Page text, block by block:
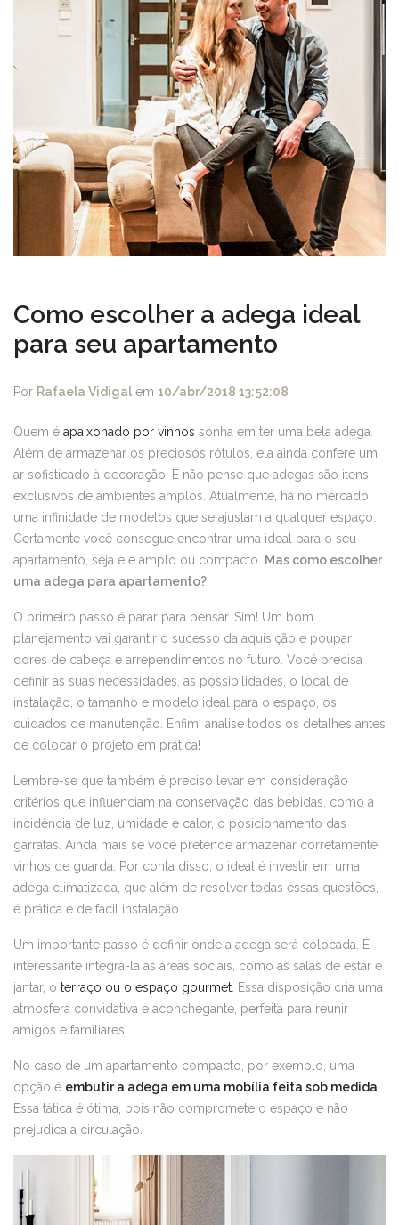
Como escolher a adega ideal
para seu apartamento
Por Rafaela Vidigal em 10/abr/2018 13:52:08
Quem é apaixonado por vinhos sonha em ter uma bela adega.
Além de armazenar os preciosos rótulos, ela ainda confere um
ar sofisticado à decoração. E não pense que adegas são itens
exclusivos de ambientes amplos. Atualmente, há no mercado
uma infinidade de modelos que se ajustam a qualquer espaço.
Certamente você consegue encontrar uma ideal para o seu
apartamento, seja ele amplo ou compacto.
Mas como escolher
uma adega para apartamento?
O primeiro passo é parar para pensar. Sim! Um bom
planejamento vai garantir o sucesso da aquisição e poupar
dores de cabeça e arrependimentos no futuro. Você precisa
definir as suas necessidades, as possibilidades, o local de
instalação, o tamanho e modelo ideal para o espaço, os
cuidados de manutenção. Enfim, analise todos os detalhes antes
de colocar o projeto em prática!
Lembre-se que também é preciso levar em consideração
critérios que influenciam na conservação das bebidas, como a
incidência de luz, umidade e calor, o posicionamento das
garrafas. Ainda mais se você pretende armazenar corretamente
vinhos de guarda. Por conta disso, o ideal é investir em uma
adega climatizada, que além de resolver todas essas questões,
é prática e de fácil instalação.
Um importante passo é definir onde a adega será colocada. É
interessante integrá-la às áreas sociais, como as salas de estar e
jantar, o terraço ou o espaço gourmet . Essa disposição cria uma
atmosfera convidativa e aconchegante, perfeita para reunir
amigos e familiares.
No caso de um apartamento compacto, por exemplo, uma
opção é embutir a adega em uma mobília feita sob medida
Essa tática é ótima, pois não compromete o espaço e não
prejudica a circulação.